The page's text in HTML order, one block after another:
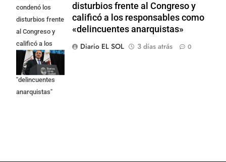
condenó los
disturbios frente
al Congreso y
calificó a los
responsables
como
"delincuentes
anarquistas"
disturbios frente al Congreso y
calificó a los responsables como
«delincuentes anarquistas»
Diario EL SOL
3 días atrás 0